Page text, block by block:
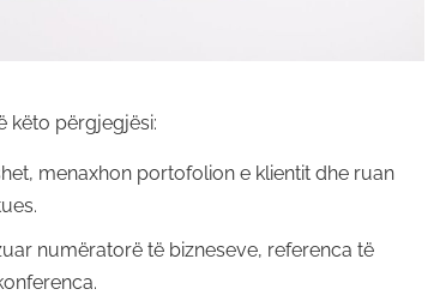
këto përgjegjësi:
menaxhon portofolion e klientit dhe ruan
numëratorë të bizneseve, referenca të